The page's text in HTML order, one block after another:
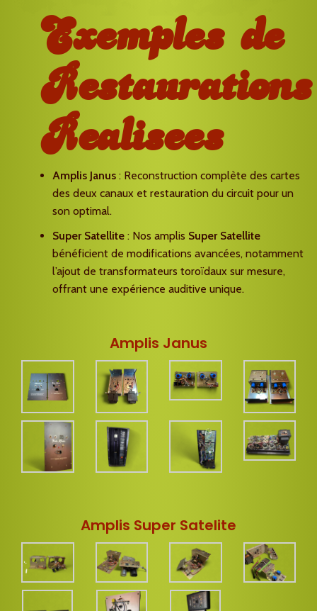
Exemples de
Restaurations
Realisees
Amplis Janus: Reconstruction complète des cartes
des deux canaux et restauration du circuit pour un
son optimal.
Super Satellite: Nos amplis Super Satellite
bénéficient de modifications avancées, notamment
l’ajout de transformateurs toroïdaux sur mesure,
offrant une expérience auditive unique.
Amplis Janus
Amplis Super Satelite